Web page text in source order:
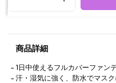
商品詳細
1日中使えるフルカバーファン
汗・湿気に強く、防水でマスク